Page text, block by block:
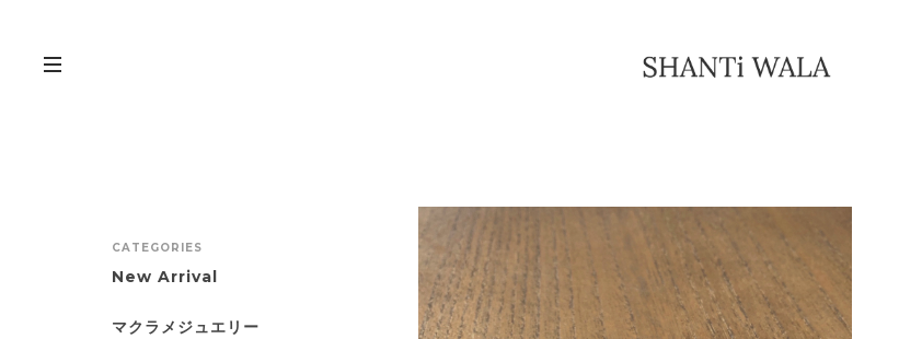
CATEGORIES
New Arrival
マクラメジュエリー